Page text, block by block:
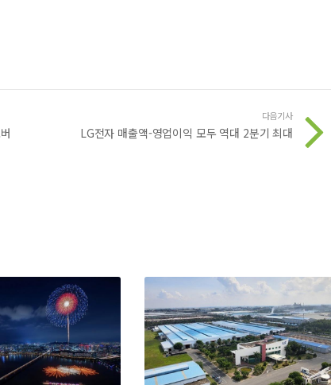
다음기사
LG전자 매출액-영업이익 모두 역대 2분기 최대